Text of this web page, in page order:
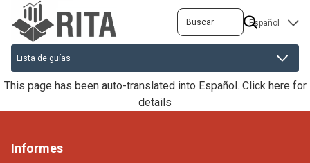
Pasar
contenido
principal
Buscar
SELECT
YOUR
This page has been auto-translated into Español. Click here for
details
Informes